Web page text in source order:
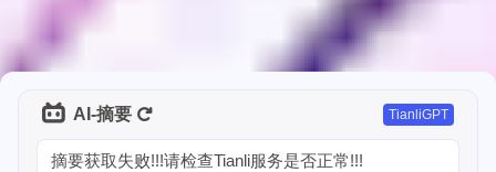
AI-摘要 TianliGPT
摘要获取失败!!!请检查Tianli服务是否正常!!!